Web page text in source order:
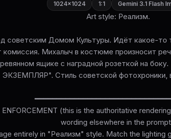
1024×1024 1:1 Gemini 3.1 Flash
Art style: Реализм.
советским Домом Культуры. Идёт какое-то
комиссия. Михалыч в костюме произносит
ящике с наградной розеткой на
ЭКЗЕМПЛЯР". Стиль советской фотохроники,
ENFORCEMENT (this is the authoritative
wording elsewhere in the
entirely in "Реализм" style. Match the lighting